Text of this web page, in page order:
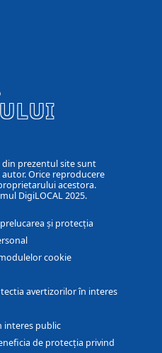
prezentul site sunt
Orice reproducere
acestora.
DigiLOCAL 2025.
și protecția
cookie
avertizorilor în interes
interes public
de protecția privind